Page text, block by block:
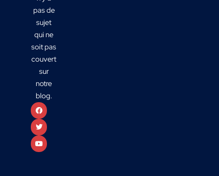
pas de
sujet
qui ne
soit pas
couvert
sur
notre
blog.